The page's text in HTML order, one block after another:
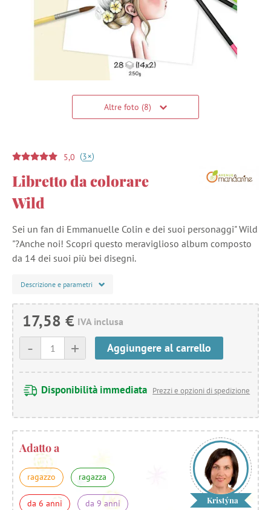
Altre foto (8)
5,0 (3+)
Libretto da colorare
Wild
Sei un fan di Emmanuelle Colin e dei suoi personaggi" Wild
"?Anche noi! Scopri questo meraviglioso album composto
da 14 dei suoi più bei disegni.
Descrizione e parametri
17,58 € IVA inclusa
+
- Aggiungere al carrello
Disponibilità immediata Prezzi e opzioni di spedizione
Adatto a
ragazzo ragazza
da 6 anni da 9 anni Kristýna